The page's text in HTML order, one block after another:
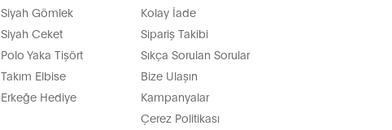
Siyah Gömlek
Siyah Ceket
Polo Yaka Tişört
Takım Elbise
Erkeğe Hediye
Kolay İade
Sipariş Takibi
Sıkça Sorulan Sorular
Bize Ulaşın
Kampanyalar
Çerez Politikası